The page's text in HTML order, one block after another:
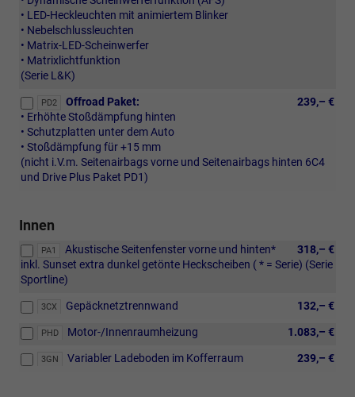
• LED-Heckleuchten mit animiertem Blinker
• Nebelschlussleuchten
• Matrix-LED-Scheinwerfer
• Matrixlichtfunktion
(Serie L&K)
PD2 239,– €
Offroad Paket:
• Erhöhte Stoßdämpfung hinten
• Schutzplatten unter dem Auto
• Stoßdämpfung für +15 mm
(nicht i.V.m. Seitenairbags vorne und Seitenairbags hinten 6C4
und Drive Plus Paket PD1)
Innen
PA1 318,– €
Akustische Seitenfenster vorne und hinten*
inkl. Sunset extra dunkel getönte Heckscheiben ( * = Serie) (Serie
Sportline)
3CX 132,– €
Gepäcknetztrennwand
PHD 1.083,– €
Motor-/Innenraumheizung
3GN 239,– €
Variabler Ladeboden im Kofferraum